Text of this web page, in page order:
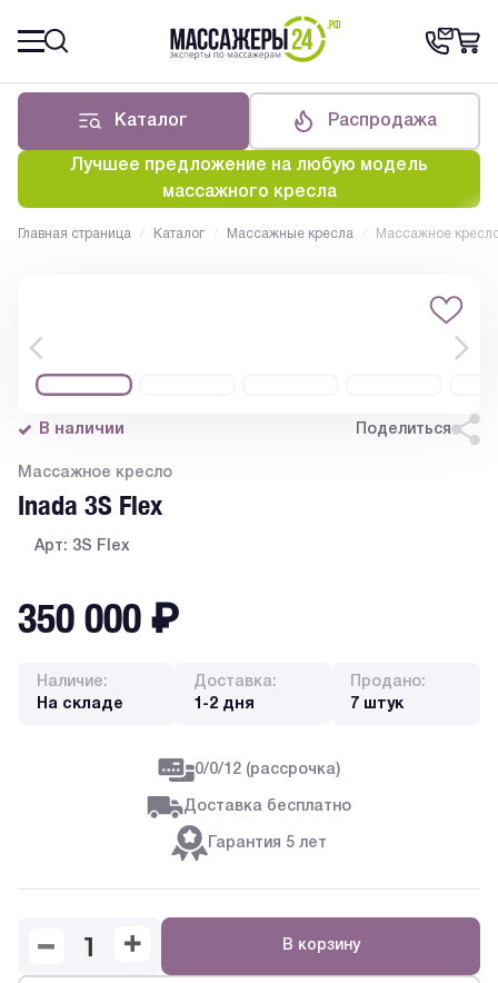
Каталог Распродажа
Лучшее предложение на любую модель
массажного кресла
Главная страница / Каталог / Массажные кресла / Массажное
В наличии Поделиться
Массажное кресло
Inada 3S Flex
Арт: 3S Flex
350 000 ₽
Наличие:
На складе
Доставка:
1-2 дня
Продано:
7 штук
0/0/12 (рассрочка)
Доставка бесплатно
Гарантия 5 лет
В корзину